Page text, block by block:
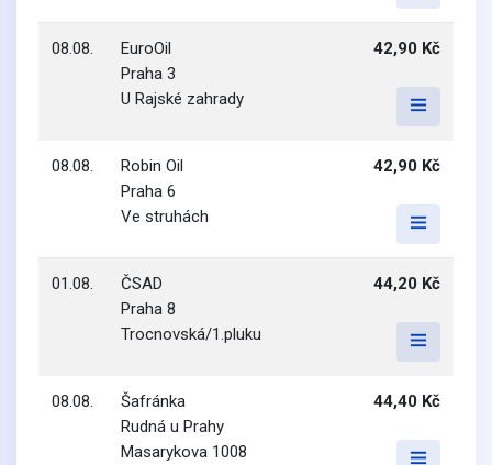
08.08.
EuroOil
Praha 3
U Rajské zahrady
42,90 Kč
08.08.
Robin Oil
Praha 6
Ve struhách
42,90 Kč
01.08.
ČSAD
Praha 8
Trocnovská/1.pluku
44,20 Kč
08.08.
Šafránka
Rudná u Prahy
Masarykova 1008
44,40 Kč